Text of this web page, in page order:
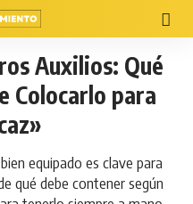
Auxilios: Qué
Colocarlo para
equipado es clave para
qué debe contener según